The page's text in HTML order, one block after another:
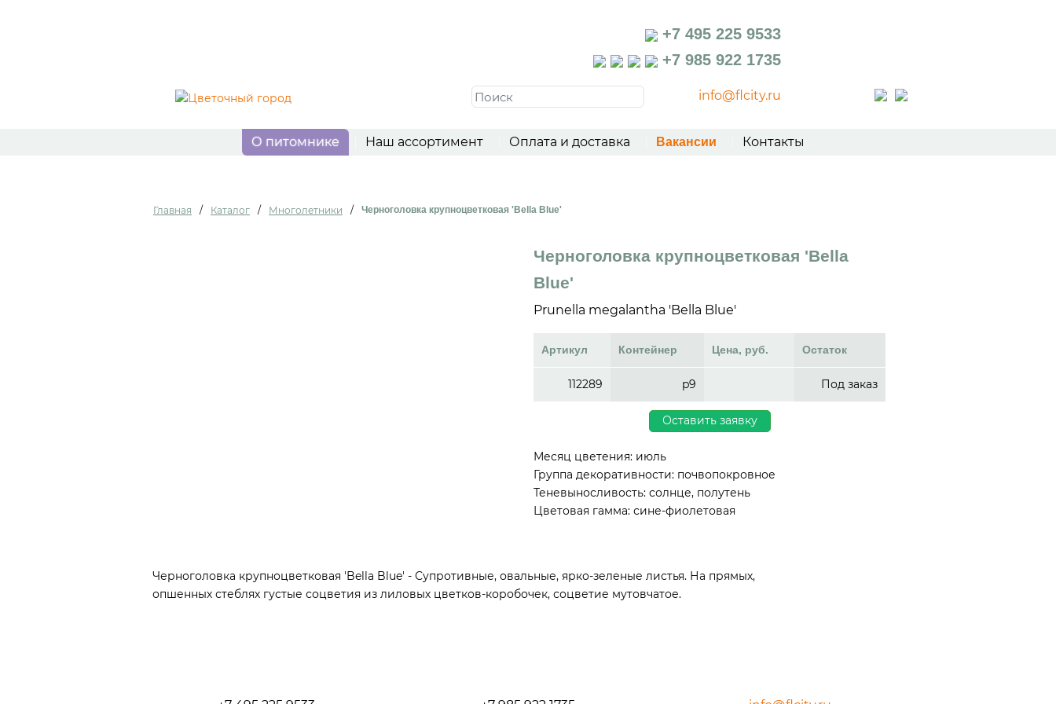
+7 495 225 9533
+7 985 922 1735
info@flcity.ru
О питомнике Наш ассортимент Оплата и доставка Вакансии Контакты
Главная / Каталог / Многолетники / Черноголовка крупноцветковая 'Bella Blue'
Черноголовка крупноцветковая 'Bella
Blue'
Prunella megalantha 'Bella Blue'
Артикул Контейнер Цена, руб. Остаток
112289 p9 Под заказ
Оставить заявку
Месяц цветения: июль
Группа декоративности: почвопокровное
Теневыносливость: солнце, полутень
Цветовая гамма: сине-фиолетовая
Черноголовка крупноцветковая 'Bella Blue' - Супротивные, овальные, ярко-зеленые листья. На прямых,
опшенных стеблях густые соцветия из лиловых цветков-коробочек, соцветие мутовчатое.